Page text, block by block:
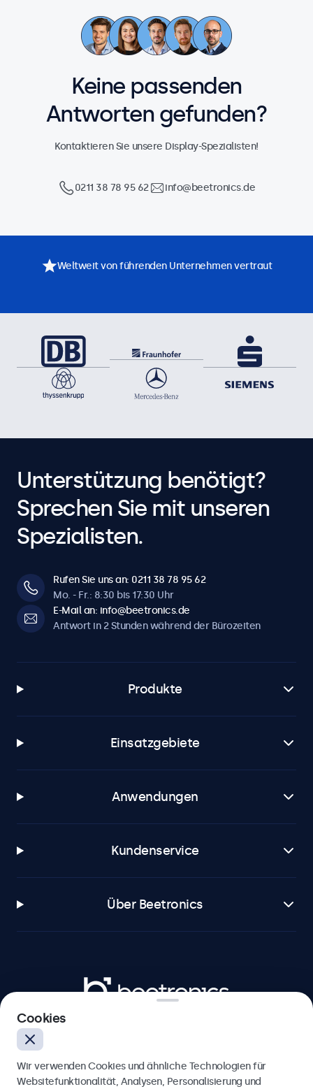
Keine passenden
Antworten gefunden?
Kontaktieren Sie unsere Display-Spezialisten!
0211 38 78 95 62 info@beetronics.de
Weltweit von führenden Unternehmen vertraut
Unterstützung benötigt?
Sprechen Sie mit unseren
Spezialisten.
Rufen Sie uns an: 0211 38 78 95 62
Mo. - Fr.: 8:30 bis 17:30 Uhr
E-Mail an: info@beetronics.de
Antwort in 2 Stunden während der Bürozeiten
Produkte
Einsatzgebiete
Anwendungen
Kundenservice
Über Beetronics
Beetronics
Berliner Allee 59, 40212 Düsseldorf, Deutschland
Deutsch
Cookies
Wir verwenden Cookies und ähnliche Technologien für
Websitefunktionalität, Analysen, Personalisierung und